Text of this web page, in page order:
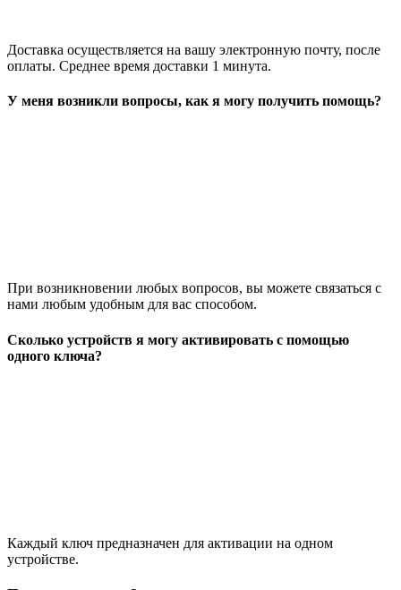
Доставка осуществляется на вашу электронную почту, после
оплаты. Среднее время доставки 1 минута.
У меня возникли вопросы, как я могу получить помощь?
При возникновении любых вопросов, вы можете связаться с
нами любым удобным для вас способом.
Сколько устройств я могу активировать с помощью
одного ключа?
Каждый ключ предназначен для активации на одном
устройстве.